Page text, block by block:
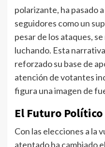
polarizante, ha pasado
seguidores como un
pesar de los ataques,
luchando. Esta
reforzado su base de
atención de votantes
figura una imagen de
El Futuro
Con las elecciones a la
atentado ha cambiado